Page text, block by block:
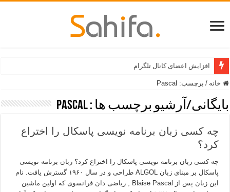
افزایش اعضای کانال تلگرام
خانه / برچسب: Pascal
بایگانی/آرشیو برچسب ها :Pascal
چه کسی زبان برنامه نویسی پاسکال را اختراع
کرد؟
چه کسی زبان برنامه نویسی پاسکال را اختراع کرد؟ زبان برنامه نویسی
پاسکال بر مبنای زبان ALGOL طراحی و در سال ۱۹۶۰ گسترش یافت. نام
این زبان پس از Blaise Pascal , ریاضی دان فرانسوی که اولین ماشین